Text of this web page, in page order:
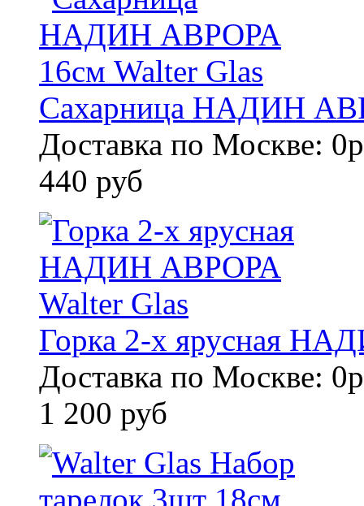
Сахарница НАДИН
Доставка по Москве:
440 руб
Горка 2-х ярусная
Доставка по Москве:
1 200 руб